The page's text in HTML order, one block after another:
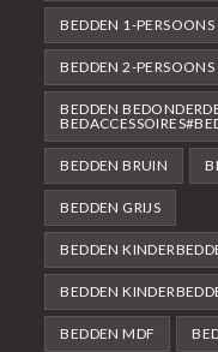
BEDDEN 1-PERSOONS
BEDDEN 2-PERSOONS
BEDDEN
BEDDEN BRUIN
BEDDEN GRIJS
BEDDEN
BEDDEN
BEDDEN MDF